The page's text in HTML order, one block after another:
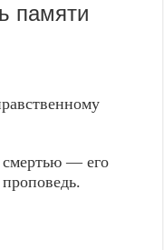
памяти
смертью — его